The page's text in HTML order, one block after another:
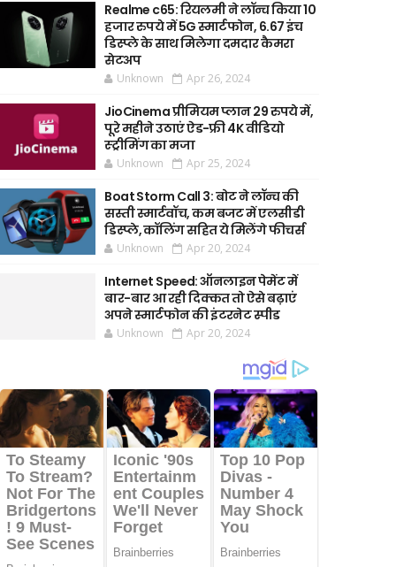
Realme c65: रियलमी ने लॉन्च किया 10
हजार रुपये में 5G स्मार्टफोन, 6.67 इंच
डिस्प्ले के साथ मिलेगा दमदार कैमरा
सेटअप
Unknown Apr 26, 2024
JioCinema प्रीमियम प्लान 29 रुपये में,
पूरे महीने उठाएं ऐड-फ्री 4K वीडियो
स्ट्रीमिंग का मजा
Unknown Apr 25, 2024
Boat Storm Call 3: बोट ने लॉन्च की
सस्ती स्मार्टवॉच, कम बजट में एलसीडी
डिस्प्ले, कॉलिंग सहित ये मिलेंगे फीचर्स
Unknown Apr 20, 2024
Internet Speed: ऑनलाइन पेमेंट में
बार-बार आ रही दिक्कत तो ऐसे बढ़ाएं
अपने स्मार्टफोन की इंटरनेट स्पीड
Unknown Apr 20, 2024